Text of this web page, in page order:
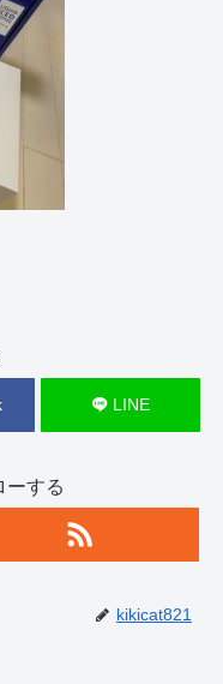
LINE
ーする
kikicat821